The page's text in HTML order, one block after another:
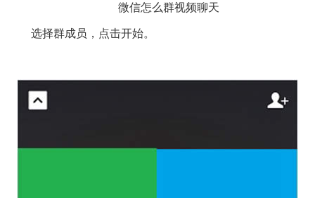
微信怎么群视频聊天
选择群成员，点击开始。